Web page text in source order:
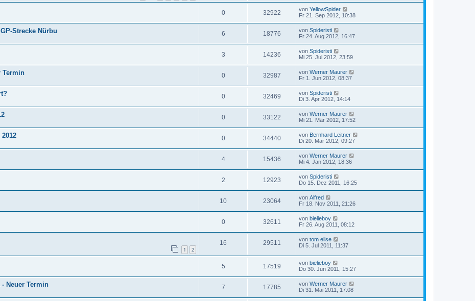
0 32922 von YellowSpider
Fr 21. Sep 2012, 10:38
Strecke Nürbu 6 18776 von Spideristi
Fr 24. Aug 2012, 16:47
3 14236 von Spideristi
Mi 25. Jul 2012, 23:59
Termin 0 32987 von Werner Maurer
Fr 1. Jun 2012, 08:37
0 32469 von Spideristi
Di 3. Apr 2012, 14:14
0 33122 von Werner Maurer
Mi 21. Mär 2012, 17:52
0 34440 von Bernhard Leitner
Di 20. Mär 2012, 09:27
4 15436 von Werner Maurer
Mi 4. Jan 2012, 18:36
2 12923 von Spideristi
Do 15. Dez 2011, 16:25
10 23064 von Alfred
Fr 18. Nov 2011, 21:26
0 32611 von bielieboy
Fr 26. Aug 2011, 08:12
1 2
16 29511 von tom elise
Di 5. Jul 2011, 11:37
5 17519 von bielieboy
Do 30. Jun 2011, 15:27
Neuer Termin 7 17785 von Werner Maurer
Di 31. Mai 2011, 17:08